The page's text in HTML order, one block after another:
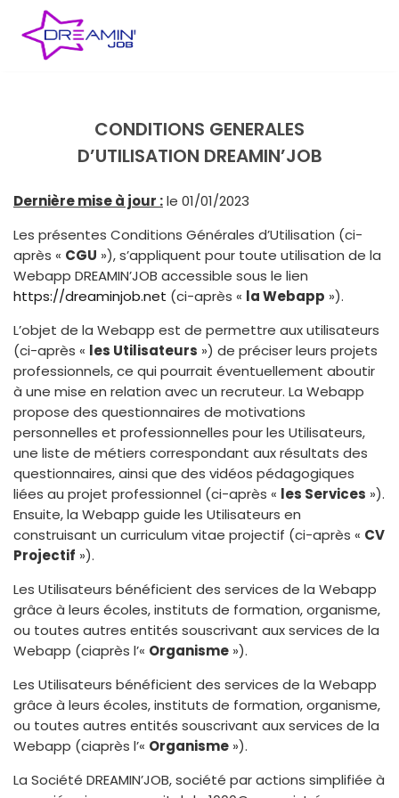
CONDITIONS GENERALES
D’UTILISATION DREAMIN’JOB
Dernière mise à jour :le 01/01/2023
Les présentes Conditions Générales d’Utilisation (ci-
après « CGU »), s’appliquent pour toute utilisation de la
Webapp DREAMIN’JOB accessible sous le lien
https://dreaminjob.net (ci-après « la Webapp »).
L’objet de la Webapp est de permettre aux utilisateurs
(ci-après « les Utilisateurs ») de préciser leurs projets
professionnels, ce qui pourrait éventuellement aboutir
à une mise en relation avec un recruteur. La Webapp
propose des questionnaires de motivations
personnelles et professionnelles pour les Utilisateurs,
une liste de métiers correspondant aux résultats des
questionnaires, ainsi que des vidéos pédagogiques
liées au projet professionnel (ci-après « les Services »).
Ensuite, la Webapp guide les Utilisateurs en
construisant un curriculum vitae projectif (ci-après « CV
Projectif »).
Les Utilisateurs bénéficient des services de la Webapp
grâce à leurs écoles, instituts de formation, organisme,
ou toutes autres entités souscrivant aux services de la
Webapp (ciaprès l’« Organisme »).
Les Utilisateurs bénéficient des services de la Webapp
grâce à leurs écoles, instituts de formation, organisme,
ou toutes autres entités souscrivant aux services de la
Webapp (ciaprès l’« Organisme »).
La Société DREAMIN’JOB, société par actions simplifiée à